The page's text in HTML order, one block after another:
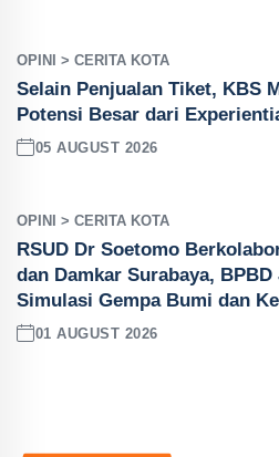
OPINI > CERITA KOTA
Selain Penjualan Tiket, KBS
Potensi Besar dari
05 AUGUST 2026
OPINI > CERITA KOTA
RSUD Dr Soetomo
dan Damkar Surabaya,
Simulasi Gempa Bumi dan
01 AUGUST 2026